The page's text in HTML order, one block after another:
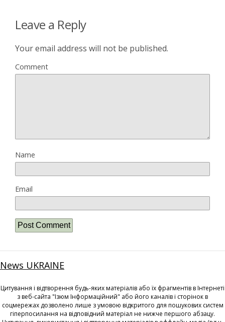
Leave a Reply
Your email address will not be published.
Comment
Name
Email
News UKRAINE
Цитування і відтворення будь-яких матеріалів або їх фрагментів в Інтернеті
з веб-сайта "Ізюм Інформаційний" або його каналів і сторінок в
соцмережах дозволено лише з умовою відкритого для пошукових систем
гіперпосилання на відповідний матеріал не нижче першого абзацу.